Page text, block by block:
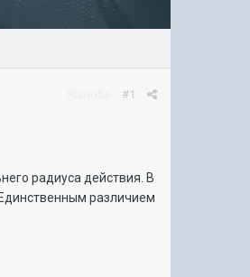
#1
радиуса действия. В
различием